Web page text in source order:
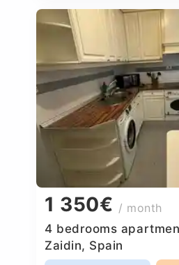
1 350€ / month
4 bedrooms
Zaidin, Spain